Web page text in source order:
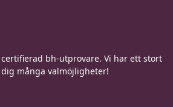
bh-utprovare. Vi har ett stort
många valmöjligheter!